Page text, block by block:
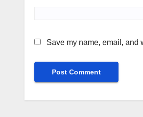
Save my name, email, and